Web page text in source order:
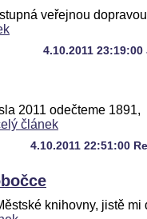
veřejnou
4.10.2011 23:19:00
2011 odečteme 1891,
článek
4.10.2011 22:51:00
knihovny, jistě mi